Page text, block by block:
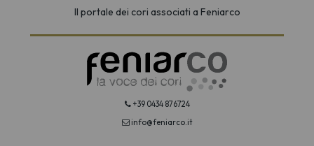
Il portale dei cori associati a Feniarco
+39 0434 876724
info@feniarco.it